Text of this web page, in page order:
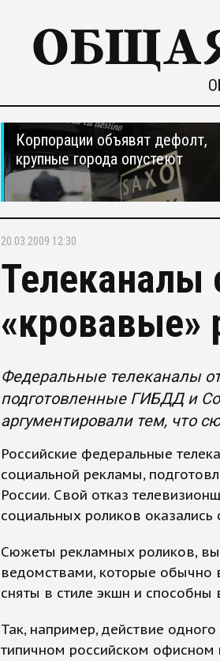
Корпорации объявят дефолт,
крупные города опустеют
20.03.2009 12:30
Телеканалы
«кровавые»
Федеральные телеканалы
подготовленные ГИБДД и
аргументировали тем, что
Российские федеральные
социальной рекламы,
России. Свой отказ
социальных роликов
Сюжеты рекламных роликов,
ведомствами, которые обычно
сняты в стиле экшн и способны
Так, например, действие
типичном российском офисном